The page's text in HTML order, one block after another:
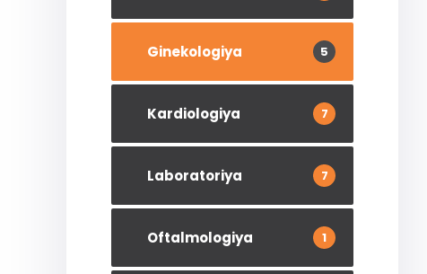
Ginekologiya 5
Kardiologiya 7
Laboratoriya 7
Oftalmologiya 1